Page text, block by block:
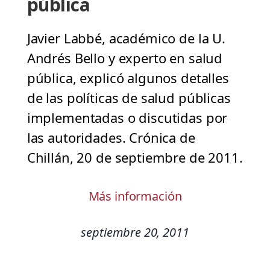
Javier Labbé, académico de la U.
Andrés Bello y experto en salud
pública, explicó algunos detalles
de las políticas de salud públicas
implementadas o discutidas por
las autoridades. Crónica de
Chillán, 20 de septiembre de 2011.
Más información
septiembre 20, 2011